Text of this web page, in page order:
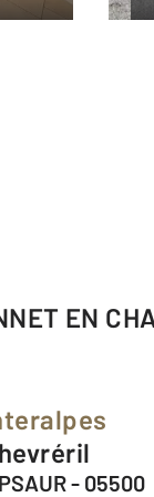
EN
- 05500